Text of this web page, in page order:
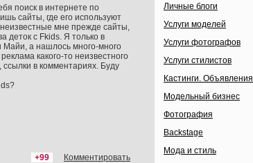
поиск в интернете по
сайты, где его используют
мне прежде сайты,
деток с Fkids. Я только в
Майи, а нашлось много-много
какого-то неизвестного
в комментариях. Буду
+99 Комментировать
Личные блоги
Услуги моделей
Услуги фотографов
Услуги стилистов
Кастинги. Объявления
Модельный бизнес
Фотография
Backstage
Мода и стиль